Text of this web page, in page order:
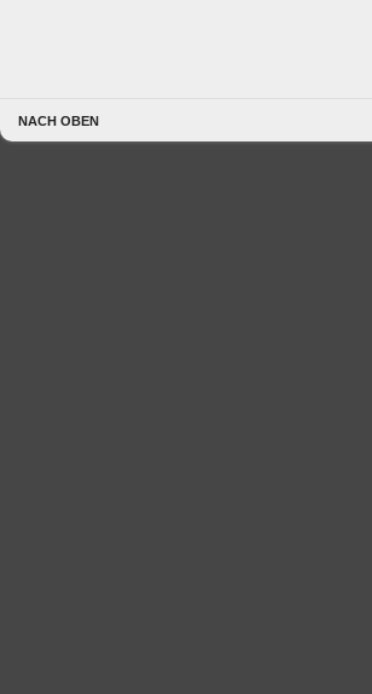
NACH OBEN